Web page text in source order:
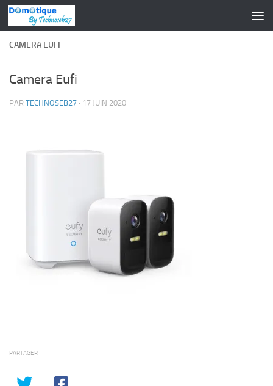
Skip to content
CAMERA EUFI
Camera Eufi
PAR TECHNOSEB27 · 17 JUIN 2020
PARTAGER